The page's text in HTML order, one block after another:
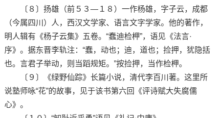
〔８〕扬雄（前５３—１８）一作杨雄，字子云，成都
（今属四川）人，西汉文学家、语言文字学家。他的著作，
明人辑有《杨子云集》五卷。“蠢迪检柙”，语见《法言·
序》。据东晋李轨注：“蠢，动也；迪，道也；捡押，犹隐括
也。言君子举动，则当蹈规矩。”按捡押，当作检柙。
〔９〕《绿野仙踪》长篇小说，清代李百川著。这里所
说塾师咏“花”的故事，见于该书第六回《评诗赋大失腐儒
心》。